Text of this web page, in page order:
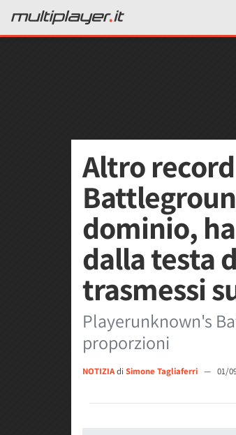
Altro
dominio,
dalla testa
trasmessi
Playerunknown's
proporzioni
NOTIZIAdi Simone Tagliaferri — 01/